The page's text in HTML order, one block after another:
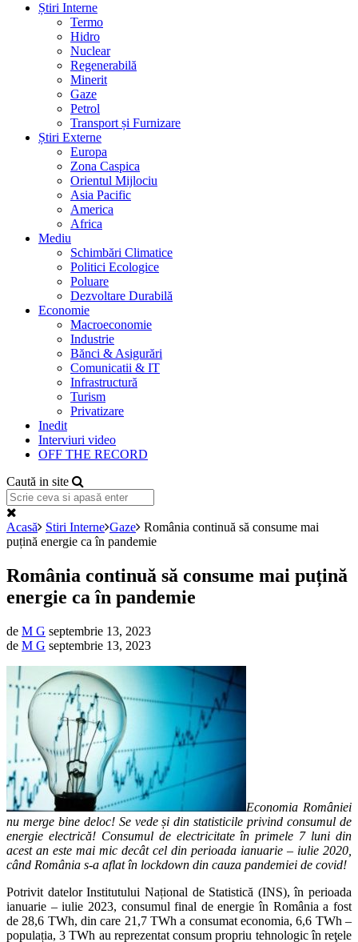
Știri Interne
Termo
Hidro
Nuclear
Regenerabilă
Minerit
Gaze
Petrol
Transport și Furnizare
Știri Externe
Europa
Zona Caspica
Orientul Mijlociu
Asia Pacific
America
Africa
Mediu
Schimbări Climatice
Politici Ecologice
Poluare
Dezvoltare Durabilă
Economie
Macroeconomie
Industrie
Bănci & Asigurări
Comunicatii & IT
Infrastructură
Turism
Privatizare
Inedit
Interviuri video
OFF THE RECORD
Caută in site
Acasă Stiri Interne Gaze România continuă să consume mai
puțină energie ca în pandemie
România continuă să consume mai puțină
energie ca în pandemie
de M G septembrie 13, 2023
de M G septembrie 13, 2023
Economia României
nu merge bine deloc! Se vede și din statisticile privind consumul de
energie electrică! Consumul de electricitate în primele 7 luni din
acest an este mai mic decât cel din perioada ianuarie – iulie 2020,
când România s-a aflat în lockdown din cauza pandemiei de covid!
Potrivit datelor Institutului Național de Statistică (INS), în perioada
ianuarie – iulie 2023, consumul final de energie în România a fost
de 28,6 TWh, din care 21,7 TWh a consumat economia, 6,6 TWh –
populația, 3 TWh au reprezentat consum propriu tehnologic în reţele